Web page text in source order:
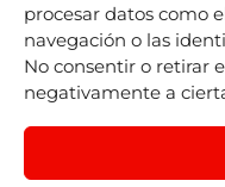
procesar datos como
navegación o las
No consentir o retirar
negativamente a
Adquisiciones
Business-units